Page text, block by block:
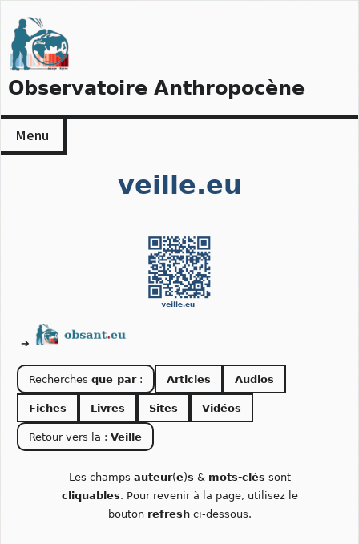
to
content
Observatoire Anthropocène
Menu
veille.eu
➔
Recherches que par: Articles Audios
Fiches Livres Sites Vidéos
Retour vers la : Veille
Les champs auteur(e)s & mots-clés sont
cliquables. Pour revenir à la page, utilisez le
bouton refreshci-dessous.